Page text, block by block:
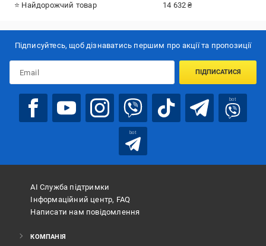
⭐ Найдорожчий товар 14 632 ₴
Підписуйтесь, щоб дізнаватись першим про акції та пропозиції
ПІДПИСАТИСЯ
bot
bot
АІ Служба підтримки
Інформаційний центр, FAQ
Написати нам повідомлення
КОМПАНІЯ